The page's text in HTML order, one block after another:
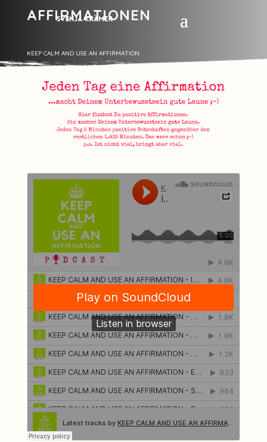
AFFIRMATIONEN
KEEP CALM AND USE AN AFFIRMATION